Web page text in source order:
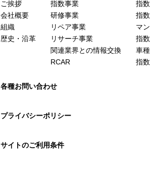
ご挨拶
会社概要
組織
歴史・沿革
指数事業
研修事業
リペア事業
リサーチ事業
関連業界との情報交換
RCAR
指
指
マ
指
車
指
各種お問い合わせ
プライバシーポリシー
サイトのご利用条件